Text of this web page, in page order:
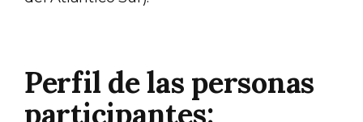
Perfil de las personas
participantes: